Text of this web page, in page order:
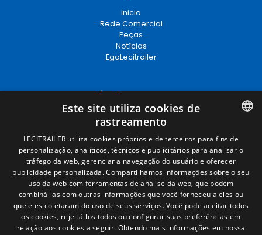
Inicio
Rede Comercial
Peças
Notícias
EgaLecitrailer
Términos legales
Aviso legal
Política de privacidade
Política de cookies
Condições Gerais de Venda
Gerenciar cookies
Contacto
Camino de los Huertos, S/N. Apdo 100
50620 - Casetas (Zaragoza) SPAIN
SPANISH
ENGLISH
FRENCH
ITALIAN
PORTUGUESE
Este site utiliza cookies de
rastreamento
LECITRAILER utiliza cookies próprios e de terceiros para fins de
personalização, analíticos, técnicos e publicitários para analisar o
tráfego da web, gerenciar a navegação do usuário e oferecer
publicidade personalizada. Compartilhamos informações sobre o seu
uso da web com ferramentas de análise da web, que podem
combiná-las com outras informações que você forneceu a eles ou
que eles coletaram do uso de seus serviços. Você pode aceitar todos
os cookies, rejeitá-los todos ou configurar suas preferências em
relação aos cookies a seguir. Obtendo mais informações em nossa